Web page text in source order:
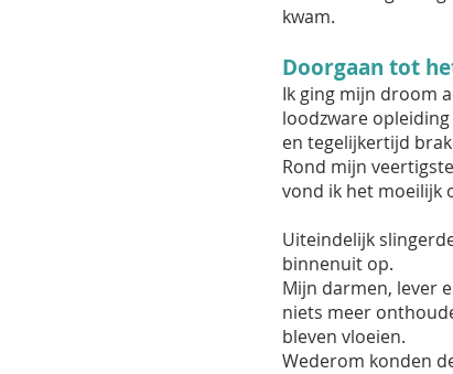
kwam.
Doorgaan tot
Ik ging mijn droom
loodzware
en tegelijkertijd
Rond mijn
vond ik het moeilijk
Uiteindelijk
binnenuit op.
Mijn darmen, lever
niets meer
bleven vloeien.
Wederom konden